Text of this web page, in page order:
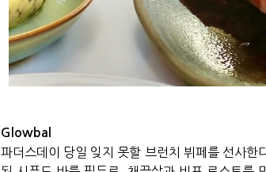
Glowbal
파더스데이 당일 잊지 못할 브런치 뷔페를 선사한